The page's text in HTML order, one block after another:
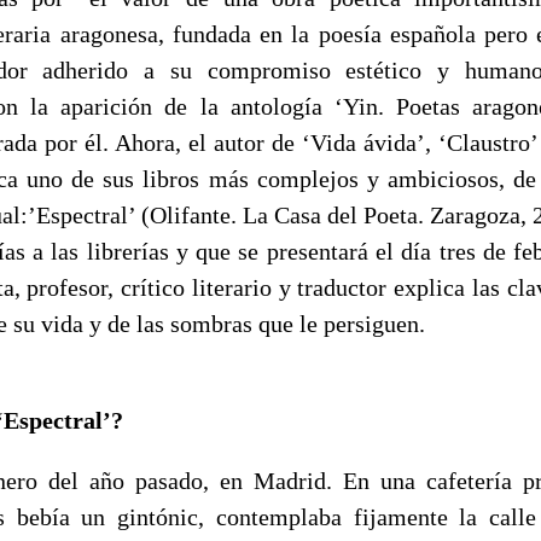
aragonesa, fundada en la poesía española pero
adherido a su compromiso estético y
la aparición de la antología ‘Yin. Poetas
por él. Ahora, el autor de ‘Vida ávida’,
uno de sus libros más complejos y ambiciosos,
(Olifante. La Casa del Poeta. Zaragoza,
a las librerías y que se presentará el día tres de
profesor, crítico literario y traductor explica las
su vida y de las sombras que le persiguen.
del año pasado, en Madrid. En una cafetería
bebía un gintónic, contemplaba fijamente la